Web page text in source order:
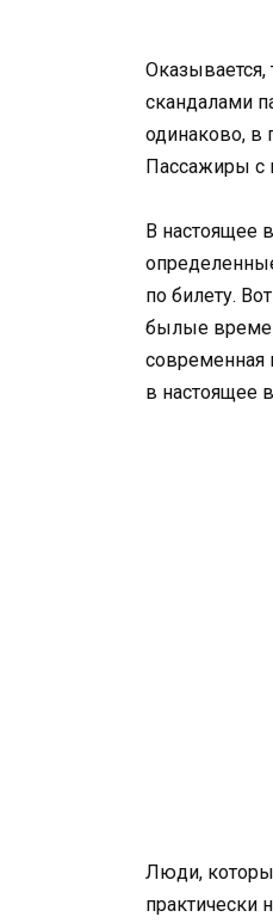
скандалами
одинаково, в
Пассажиры с
В настоящее
по билету.
былые
современная
в настоящее
Люди,
практически